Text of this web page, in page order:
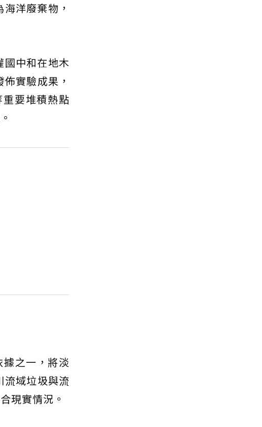
洋廢棄物，
國中和在地木
實驗成果，
要堆積熱點
之一，將淡
流域垃圾與流
現實情況。